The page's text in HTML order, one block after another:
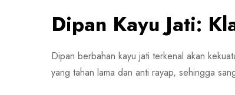
Dipan Kayu Jati:
Dipan berbahan kayu jati terkenal akan
yang tahan lama dan anti rayap, sehingga